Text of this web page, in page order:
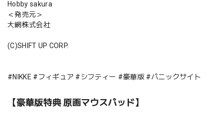
Hobby sakura
＜発売元＞
大網株式会社
(C)SHIFT UP CORP.
#NIKKE #フィギュア #シフティー #豪華版 #パニックサイト
【豪華版特典 原画マウスパッド】